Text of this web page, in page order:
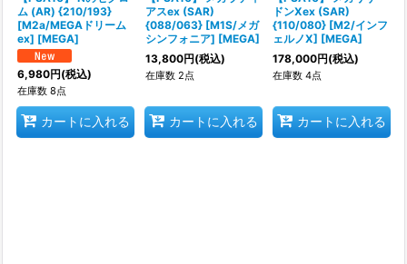
ム (AR) {210/193}
[M2a/MEGAドリーム
ex] [MEGA]
6,980円(税込)
在庫数 8点
カートに入れる
アスex (SAR)
{088/063} [M1S/メガ
シンフォニア] [MEGA]
13,800円(税込)
在庫数 2点
カートに入れる
ドンXex (SAR)
{110/080} [M2/インフ
ェルノX] [MEGA]
178,000円(税込)
在庫数 4点
カートに入れる